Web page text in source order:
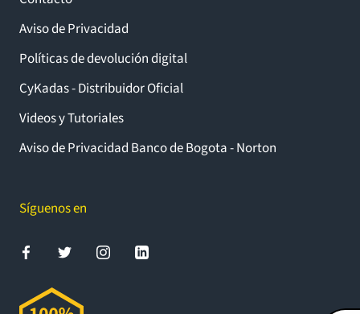
Aviso de Privacidad
Políticas de devolución digital
CyKadas - Distribuidor Oficial
Videos y Tutoriales
Aviso de Privacidad Banco de Bogota - Norton
Síguenos en